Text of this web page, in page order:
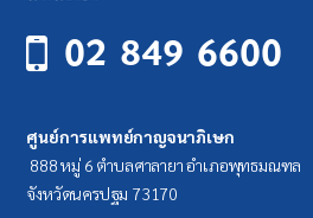
02 849 6600
ศูนย์การแพทย์กาญจนาภิเษก
888 หมู่ 6 ตำบลศาลายา อำเภอพุทธมณฑล
จังหวัดนครปฐม 73170